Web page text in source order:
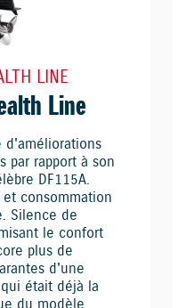
LINE
Line
d'améliorations
par rapport à son
DF115A.
et consommation
Silence de
le confort
plus de
d'une
était déjà la